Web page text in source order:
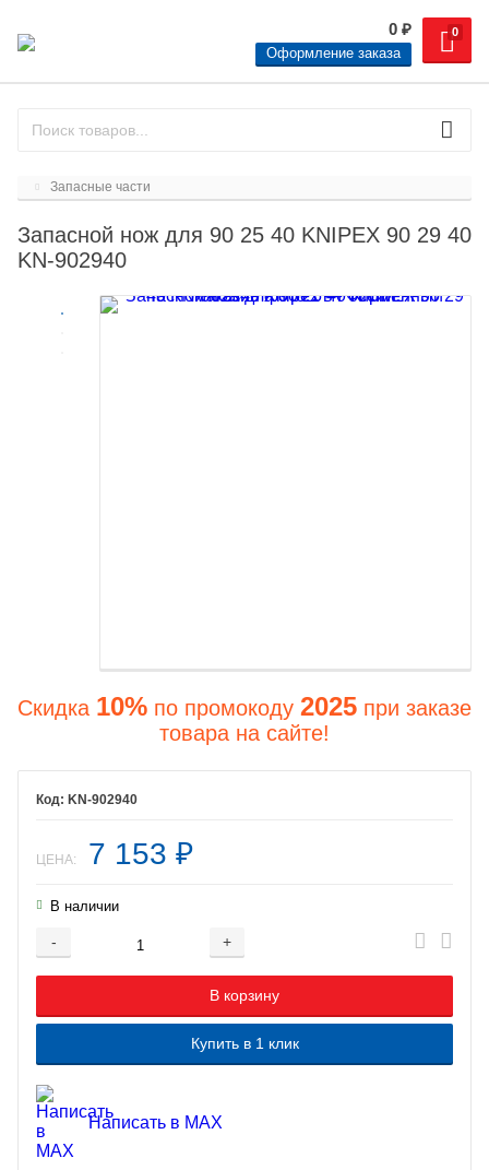
0
0 ₽
Оформление заказа
Запасные части
Запасной нож для 90 25 40 KNIPEX 90 29 40
KN-902940
Скидка 10% по промокоду 2025 при заказе
товара на сайте!
KN-902940
ЦЕНА: 7 153 ₽
В наличии
- +
Добавляется...
В корзину
Добавлен
Купить в 1 клик
Написать в MAX